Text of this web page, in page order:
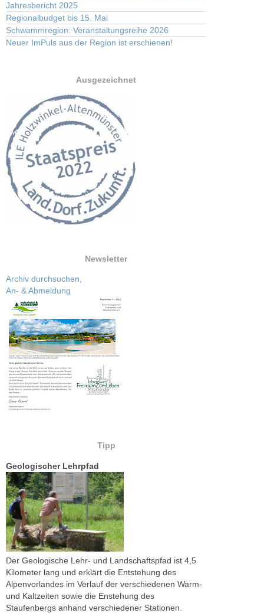
Jahresbericht 2025
Regionalbudget bis 15. Mai
Schwammregion: Veranstaltungsreihe 2026
Neuer ImPuls aus der Region ist erschienen!
Ausgezeichnet
Newsletter
Archiv durchsuchen,
An- & Abmeldung
Tipp
Geologischer Lehrpfad
Der Geologische Lehr- und Landschaftspfad ist 4,5
Kilometer lang und erklärt die Entstehung des
Alpenvorlandes im Verlauf der verschiedenen Warm-
und Kaltzeiten sowie die Enstehung des
Staufenbergs anhand verschiedener Stationen.